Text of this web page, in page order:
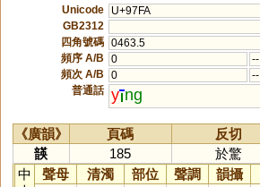
Unicode
U+97FA
GB2312
四角號碼 0463.5
頻序 A/B
0
--
頻次 A/B
0
--
普通話 y ng
《廣韻》 頁碼 反切
韺
185
於驚
中
聲母 清濁 部位 聲調 韻攝